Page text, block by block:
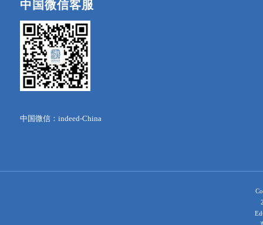
中国微信客服
中国微信：indeed-China